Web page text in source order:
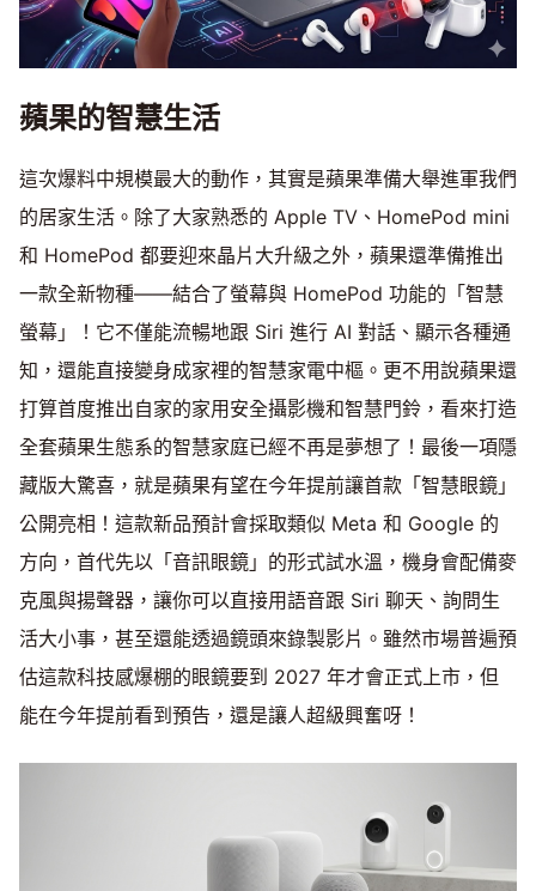
蘋果的智慧生活
這次爆料中規模最大的動作，其實是蘋果準備大舉進軍我們
的居家生活。除了大家熟悉的 Apple TV、HomePod mini
和 HomePod 都要迎來晶片大升級之外，蘋果還準備推出
一款全新物種——結合了螢幕與 HomePod 功能的「智慧
螢幕」！它不僅能流暢地跟 Siri 進行 AI 對話、顯示各種通
知，還能直接變身成家裡的智慧家電中樞。更不用說蘋果還
打算首度推出自家的家用安全攝影機和智慧門鈴，看來打造
全套蘋果生態系的智慧家庭已經不再是夢想了！最後一項隱
藏版大驚喜，就是蘋果有望在今年提前讓首款「智慧眼鏡」
公開亮相！這款新品預計會採取類似 Meta 和 Google 的
方向，首代先以「音訊眼鏡」的形式試水溫，機身會配備麥
克風與揚聲器，讓你可以直接用語音跟 Siri 聊天、詢問生
活大小事，甚至還能透過鏡頭來錄製影片。雖然市場普遍預
估這款科技感爆棚的眼鏡要到 2027 年才會正式上市，但
能在今年提前看到預告，還是讓人超級興奮呀！